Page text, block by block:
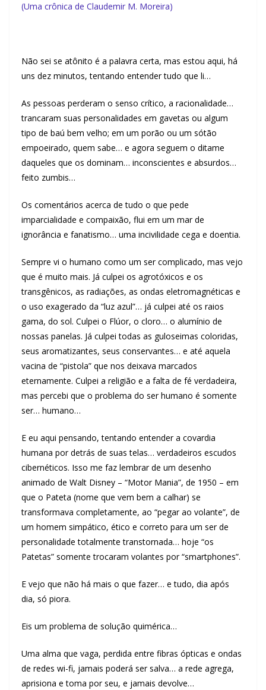
(Uma crônica de Claudemir M. Moreira)
Não sei se atônito é a palavra certa, mas estou aqui, há
uns dez minutos, tentando entender tudo que li…
As pessoas perderam o senso crítico, a racionalidade…
trancaram suas personalidades em gavetas ou algum
tipo de baú bem velho; em um porão ou um sótão
empoeirado, quem sabe… e agora seguem o ditame
daqueles que os dominam… inconscientes e absurdos…
feito zumbis…
Os comentários acerca de tudo o que pede
imparcialidade e compaixão, flui em um mar de
ignorância e fanatismo… uma incivilidade cega e doentia.
Sempre vi o humano como um ser complicado, mas vejo
que é muito mais. Já culpei os agrotóxicos e os
transgênicos, as radiações, as ondas eletromagnéticas e
o uso exagerado da “luz azul”… já culpei até os raios
gama, do sol. Culpei o Flúor, o cloro… o alumínio de
nossas panelas. Já culpei todas as guloseimas coloridas,
seus aromatizantes, seus conservantes… e até aquela
vacina de “pistola” que nos deixava marcados
eternamente. Culpei a religião e a falta de fé verdadeira,
mas percebi que o problema do ser humano é somente
ser… humano…
E eu aqui pensando, tentando entender a covardia
humana por detrás de suas telas… verdadeiros escudos
cibernéticos. Isso me faz lembrar de um desenho
animado de Walt Disney – “Motor Mania”, de 1950 – em
que o Pateta (nome que vem bem a calhar) se
transformava completamente, ao “pegar ao volante”, de
um homem simpático, ético e correto para um ser de
personalidade totalmente transtornada… hoje “os
Patetas” somente trocaram volantes por “smartphones”.
E vejo que não há mais o que fazer… e tudo, dia após
dia, só piora.
Eis um problema de solução quimérica…
Uma alma que vaga, perdida entre fibras ópticas e ondas
de redes wi-fi, jamais poderá ser salva… a rede agrega,
aprisiona e toma por seu, e jamais devolve…